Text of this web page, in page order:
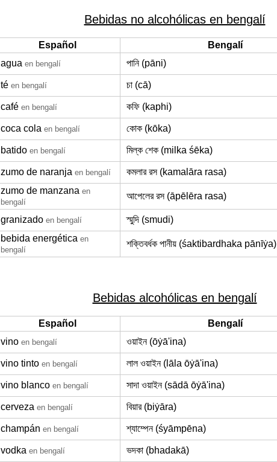
Bebidas no alcohólicas en bengalí
Español
Bengalí
agua en bengalí পানি (pāni)
té en bengalí চা (cā)
café en bengalí কফি (kaphi)
coca cola en bengalí কোক (kōka)
batido en bengalí মিল্ক শেক (milka śēka)
zumo de naranja en bengalí
কমলার রস (kamalāra rasa)
zumo de manzana en
bengalí
আপেলের রস (āpēlēra rasa)
granizado en bengalí
স্মুদি (smudi)
bebida energética en
bengalí
শক্তিবর্ধক পানীয় (śaktibardhaka pānīẏa)
Bebidas alcohólicas en bengalí
Español
Bengalí
vino en bengalí ওয়াইন (ōẏā'ina)
vino tinto en bengalí লাল ওয়াইন (lāla ōẏā'ina)
vino blanco en bengalí সাদা ওয়াইন (sādā ōẏā'ina)
cerveza en bengalí বিয়ার (biẏāra)
champán en bengalí শ্যাম্পেন (śyāmpēna)
vodka en bengalí ভদকা (bhadakā)